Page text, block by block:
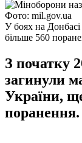
Фото: mil.gov.ua
У боях на Донбасі
більше 560
З початку
загинули
України,
поранення.